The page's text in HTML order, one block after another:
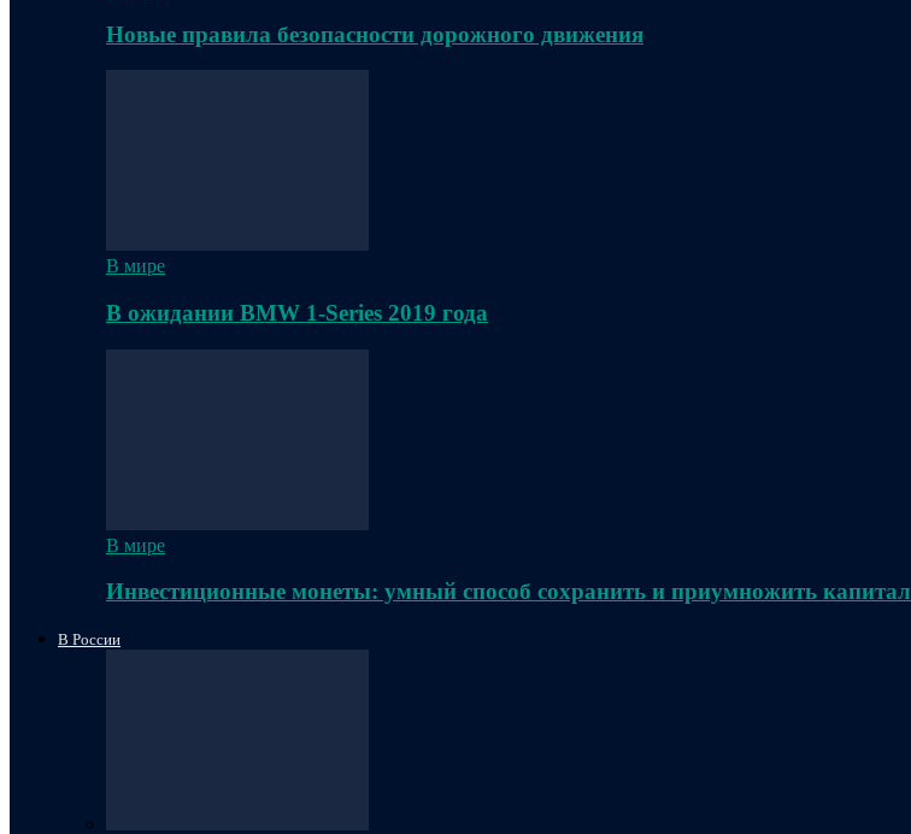
Новые правила безопасности дорожного движения
В мире
В ожидании BMW 1-Series 2019 года
В мире
Инвестиционные монеты: умный способ сохранить и приумножить капитал
В России